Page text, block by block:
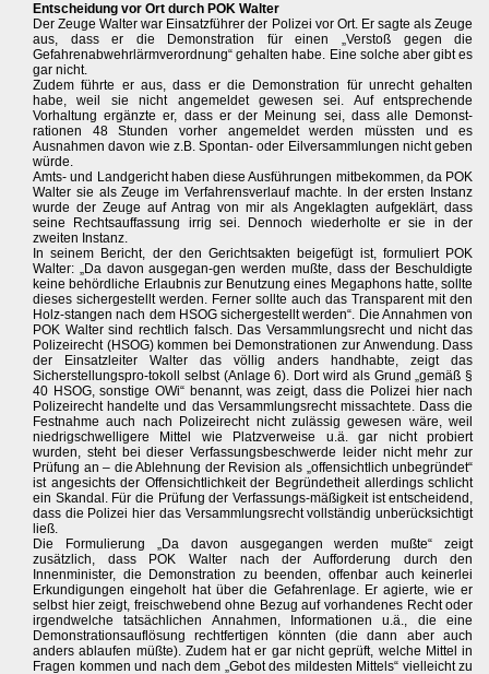
Entscheidung vor Ort durch POK Walter
Der Zeuge Walter war Einsatzführer der Polizei vor Ort. Er sagte als Zeuge
aus, dass er die Demonstration für einen „Verstoß gegen die
Gefahrenabwehrlärmverordnung“ gehalten habe. Eine solche aber gibt es
gar nicht.
Zudem führte er aus, dass er die Demonstration für unrecht gehalten
habe, weil sie nicht angemeldet gewesen sei. Auf entsprechende
Vorhaltung ergänzte er, dass er der Meinung sei, dass alle Demonst-
rationen 48 Stunden vorher angemeldet werden müssten und es
Ausnahmen davon wie z.B. Spontan- oder Eilversammlungen nicht geben
würde.
Amts- und Landgericht haben diese Ausführungen mitbekommen, da POK
Walter sie als Zeuge im Verfahrensverlauf machte. In der ersten Instanz
wurde der Zeuge auf Antrag von mir als Angeklagten aufgeklärt, dass
seine Rechtsauffassung irrig sei. Dennoch wiederholte er sie in der
zweiten Instanz.
In seinem Bericht, der den Gerichtsakten beigefügt ist, formuliert POK
Walter: „Da davon ausgegan-gen werden mußte, dass der Beschuldigte
keine behördliche Erlaubnis zur Benutzung eines Megaphons hatte, sollte
dieses sichergestellt werden. Ferner sollte auch das Transparent mit den
Holz-stangen nach dem HSOG sichergestellt werden“. Die Annahmen von
POK Walter sind rechtlich falsch. Das Versammlungsrecht und nicht das
Polizeirecht (HSOG) kommen bei Demonstrationen zur Anwendung. Dass
der Einsatzleiter Walter das völlig anders handhabte, zeigt das
Sicherstellungspro-tokoll selbst (Anlage 6). Dort wird als Grund „gemäß §
40 HSOG, sonstige OWi“ benannt, was zeigt, dass die Polizei hier nach
Polizeirecht handelte und das Versammlungsrecht missachtete. Dass die
Festnahme auch nach Polizeirecht nicht zulässig gewesen wäre, weil
niedrigschwelligere Mittel wie Platzverweise u.ä. gar nicht probiert
wurden, steht bei dieser Verfassungsbeschwerde leider nicht mehr zur
Prüfung an – die Ablehnung der Revision als „offensichtlich unbegründet“
ist angesichts der Offensichtlichkeit der Begründetheit allerdings schlicht
ein Skandal. Für die Prüfung der Verfassungs-mäßigkeit ist entscheidend,
dass die Polizei hier das Versammlungsrecht vollständig unberücksichtigt
ließ.
Die Formulierung „Da davon ausgegangen werden mußte“ zeigt
zusätzlich, dass POK Walter nach der Aufforderung durch den
Innenminister, die Demonstration zu beenden, offenbar auch keinerlei
Erkundigungen eingeholt hat über die Gefahrenlage. Er agierte, wie er
selbst hier zeigt, freischwebend ohne Bezug auf vorhandenes Recht oder
irgendwelche tatsächlichen Annahmen, Informationen u.ä., die eine
Demonstrationsauflösung rechtfertigen könnten (die dann aber auch
anders ablaufen müßte). Zudem hat er gar nicht geprüft, welche Mittel in
Fragen kommen und nach dem „Gebot des mildesten Mittels“ vielleicht zu